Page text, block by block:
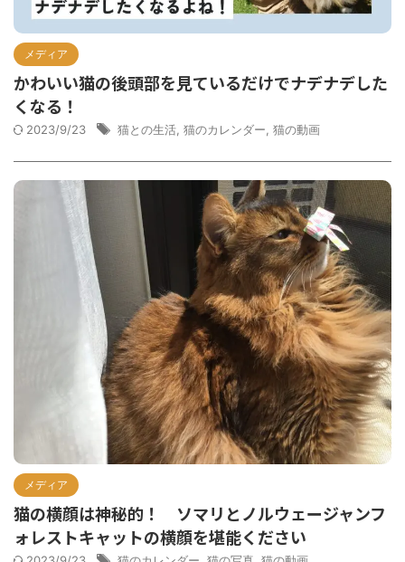
メディア
かわいい猫の後頭部を見ているだけでナデナデした
くなる！
2023/9/23 猫との生活 猫のカレンダー 猫の動画
メディア
猫の横顔は神秘的！ ソマリとノルウェージャンフ
ォレストキャットの横顔を堪能ください